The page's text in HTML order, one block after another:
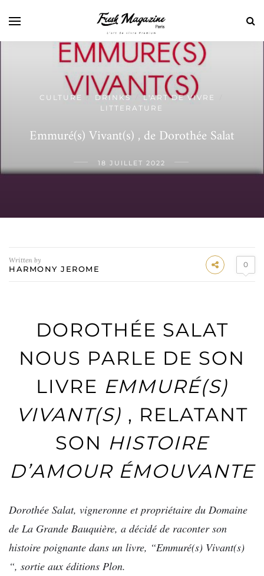
CULTURE / DRINKS L'ART DE VIVRE
LITTERATURE
Emmuré(s) Vivant(s) , de Dorothée Salat
18 JUILLET 2022
Written by
HARMONY JEROME 0
DOROTHÉE SALAT
NOUS PARLE DE SON
LIVRE EMMURÉ(S)
VIVANT(S) , RELATANT
SON HISTOIRE
D’AMOUR ÉMOUVANTE
Dorothée Salat, vigneronne et propriétaire du Domaine
de La Grande Bauquière, a décidé de raconter son
histoire poignante dans un livre, “Emmuré(s) Vivant(s)
“, sortie aux éditions Plon.